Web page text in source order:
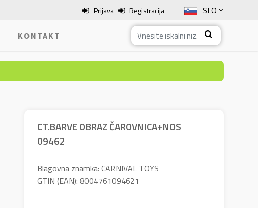
SLO
ENG
ITA
Prijava Registracija
KONTAKT
CT.BARVE OBRAZ ČAROVNICA+NOS
09462
Blagovna znamka: CARNIVAL TOYS
GTIN (EAN): 8004761094621